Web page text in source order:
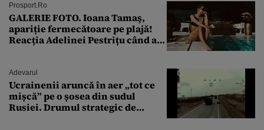
Prosport.ro
GALERIE FOTO. Ioana Tamaş,
apariție fermecătoare pe plajă!
Reacția Adelinei Pestrițu când a
Adevarul
Ucrainenii aruncă în aer „tot ce
mișcă” pe o șosea din sudul
Rusiei. Drumul strategic de